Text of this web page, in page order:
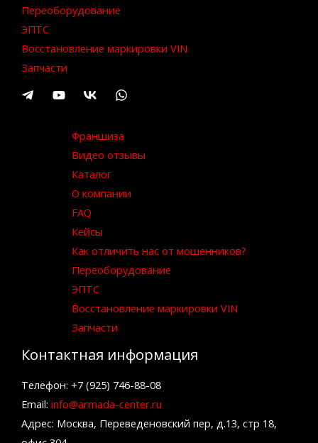
Переоборудование
ЭПТС
Восстановление маркировки VIN
Запчасти
Франшиза
Видео отзывы
Каталог
О компании
FAQ
Кейсы
Как отличить нас от мошенников?
Переоборудование
ЭПТС
Восстановление маркировки VIN
Запчасти
Контактная информация
Телефон: +7 (925) 746-88-08
Email: info@armada-center.ru
Адрес: Москва, Переведеновский пер, д.13, стр 18,